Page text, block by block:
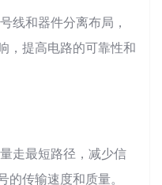
线和器件分离布局，
，提高电路的可靠性和
走最短路径，减少信
传输速度和质量。